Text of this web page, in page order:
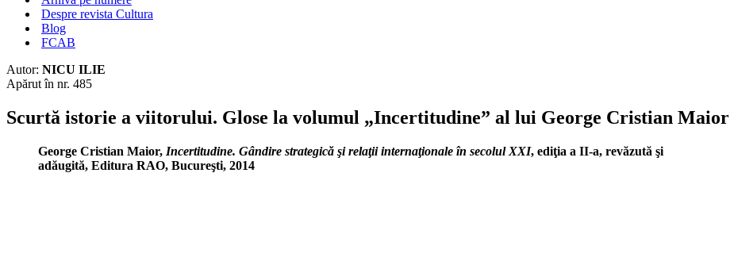
Despre revista Cultura
Blog
FCAB
Autor: NICU ILIE
Apărut în nr. 485
Scurtă istorie a viitorului. Glose la volumul „Incertitudine” al lui George Cristian Maior
George Cristian Maior, Incertitudine. Gândire strategică şi relaţii internaţionale în secolul XXI, ediţia a II-a, revăzută şi
adăugită, Editura RAO, Bucureşti, 2014